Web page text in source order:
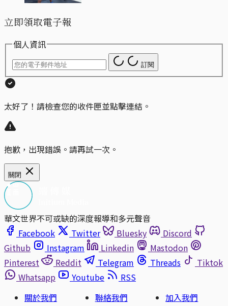
立即領取電子報
個人資訊
訂閱
太好了！請檢查您的收件匣並點擊連結。
抱歉，出現錯誤。請再試一次。
關閉
華文世界不可或缺的深度報導和多元聲音
Facebook
Twitter Bluesky
Discord
Github
Instagram Linkedin
Mastodon
Pinterest
Reddit Telegram Threads
Tiktok
Whatsapp
Youtube
RSS
關於我們
聯絡我們 加入我們